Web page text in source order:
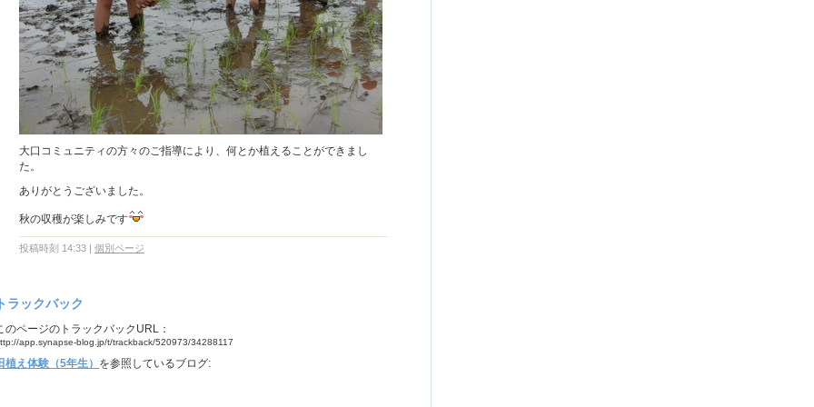
大口コミュニティの方々のご指導により、何とか植えることができまし
た。
ありがとうございました。
秋の収穫が楽しみです
投稿時刻 14:33 | 個別ページ
ラックバック
のページのトラックバックURL：
app.synapse-blog.jp/t/trackback/520973/34288117
植え体験（5年生） を参照しているブログ: